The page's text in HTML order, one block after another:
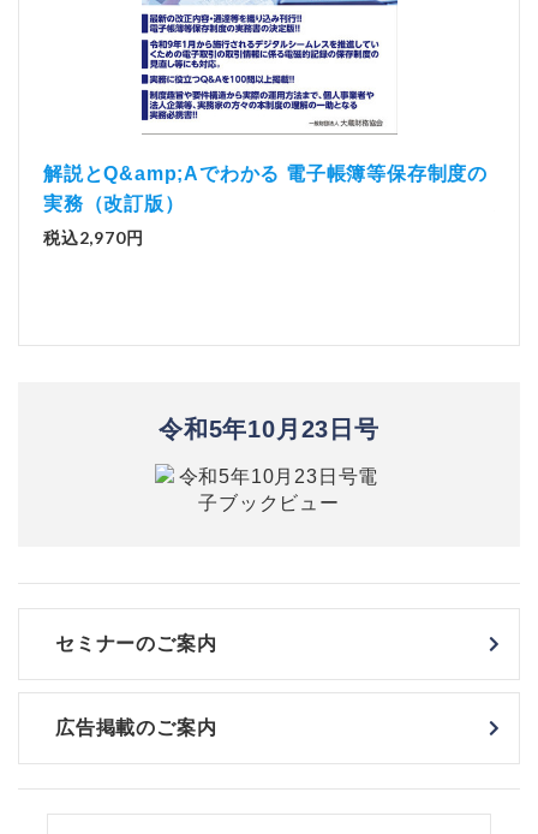
解説とQ&amp;Aでわかる 電子帳簿等保存制度の
実務（改訂版）
税込2,970円
令和5年10月23日号
セミナーのご案内
広告掲載のご案内